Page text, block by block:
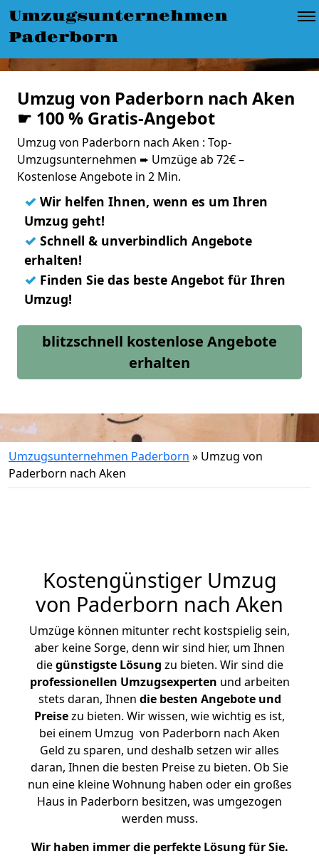
Umzugsunternehmen
Paderborn
Umzug von Paderborn nach Aken
☛ 100 % Gratis-Angebot
Umzug von Paderborn nach Aken : Top-
Umzugsunternehmen ➨ Umzüge ab 72€ –
Kostenlose Angebote in 2 Min.
✓ Wir helfen Ihnen, wenn es um Ihren
Umzug geht!
✓ Schnell & unverbindlich Angebote
erhalten!
✓ Finden Sie das beste Angebot für Ihren
Umzug!
blitzschnell kostenlose Angebote
erhalten
Umzugsunternehmen Paderborn » Umzug von
Paderborn nach Aken
Kostengünstiger Umzug
von Paderborn nach Aken
Umzüge können mitunter recht kostspielig sein,
aber keine Sorge, denn wir sind hier, um Ihnen
diegünstigste Lösung zu bieten. Wir sind die
professionellen Umzugsexperten und arbeiten
stets daran, Ihnen die besten Angebote und
Preisezu bieten. Wir wissen, wie wichtig es ist,
bei einem Umzug von Paderborn nach Aken
Geld zu sparen, und deshalb setzen wir alles
daran, Ihnen die besten Preise zu bieten. Ob Sie
nun eine kleine Wohnung haben oder ein großes
Haus in Paderborn besitzen, was umgezogen
werden muss.
Wir haben immer die perfekte Lösung für Sie.